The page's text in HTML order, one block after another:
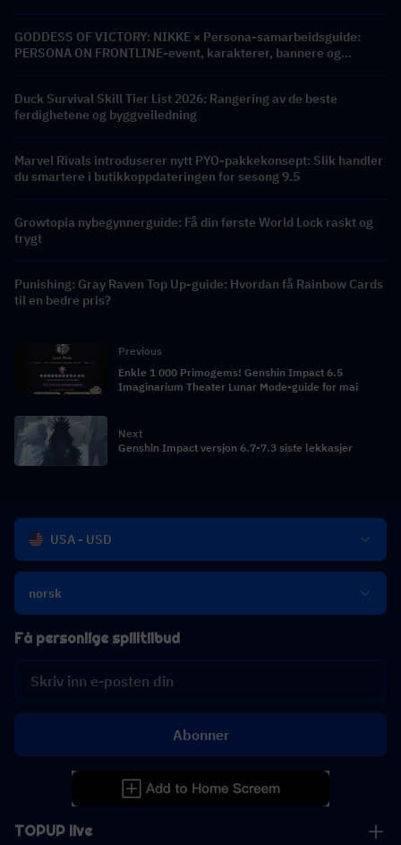
GODDESS OF VICTORY: NIKKE × Persona-samarbeidsguide:
PERSONA ON FRONTLINE-event, karakterer, bannere og
Duck Survival Skill Tier List 2026: Rangering av de beste
ferdighetene og byggveiledning
Marvel Rivals introduserer nytt PYO-pakkekonsept: Slik handler
du smartere i butikkoppdateringen for sesong 9.5
Growtopia nybegynnerguide: Få din første World Lock raskt og
trygt
Punishing: Gray Raven Top Up-guide: Hvordan få Rainbow Cards
til en bedre pris?
Previous
Enkle 1 000 Primogems! Genshin Impact 6.5
Imaginarium Theater Lunar Mode-guide for mai
Next
Genshin Impact versjon 6.7-7.3 siste lekkasjer
USA - USD
norsk
TOPUP live
Få personlige spilltilbud
Abonner